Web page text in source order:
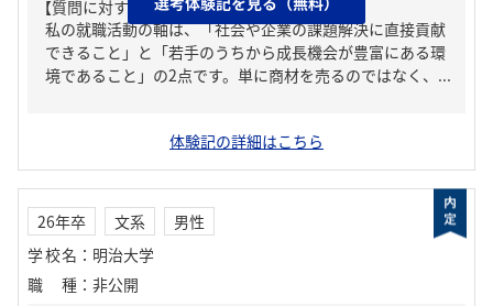
【質問に対する回答1】
私の就職活動の軸は、「社会や企業の課題解決に直接貢献
できること」と「若手のうちから成長機会が豊富にある環
境であること」の2点です。単に商材を売るのではなく、...
体験記の詳細はこちら
26年卒 文系
男性
学校名 ： 明治大学
職種 ： 非公開